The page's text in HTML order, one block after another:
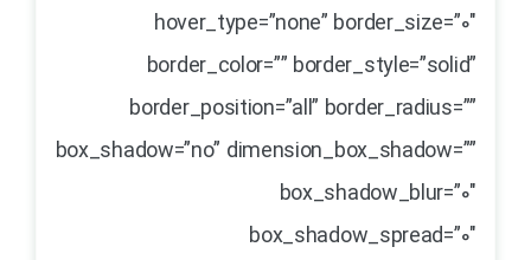
hover_type=”none” border_size=”0″
border_color=”” border_style=”solid”
border_position=”all” border_radius=””
box_shadow=”no” dimension_box_shadow=””
box_shadow_blur=”0″
box_shadow_spread=”0″